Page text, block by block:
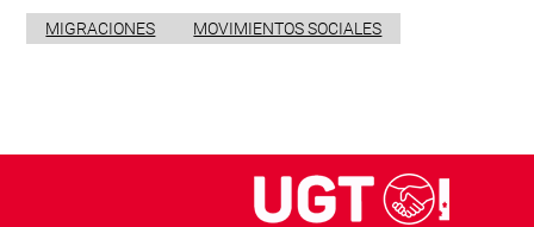
MIGRACIONES MOVIMIENTOS SOCIALES